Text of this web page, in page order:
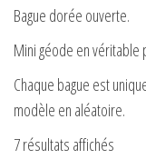
Bague dorée ouverte.
Mini géode en
Chaque bague est
modèle en aléatoire.
7 résultats affichés